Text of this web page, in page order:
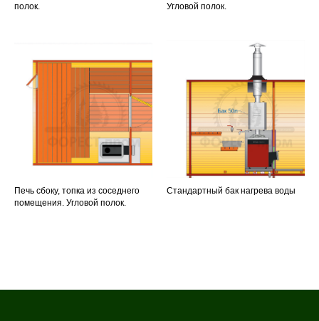
полок.
Угловой полок.
Печь сбоку, топка из соседнего
помещения. Угловой полок.
Стандартный бак нагрева воды